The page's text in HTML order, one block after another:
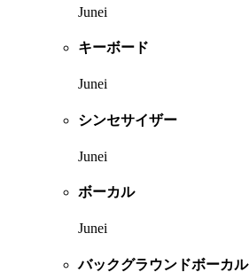
Junei
キーボード
Junei
シンセサイザー
Junei
ボーカル
Junei
バックグラウンドボーカル